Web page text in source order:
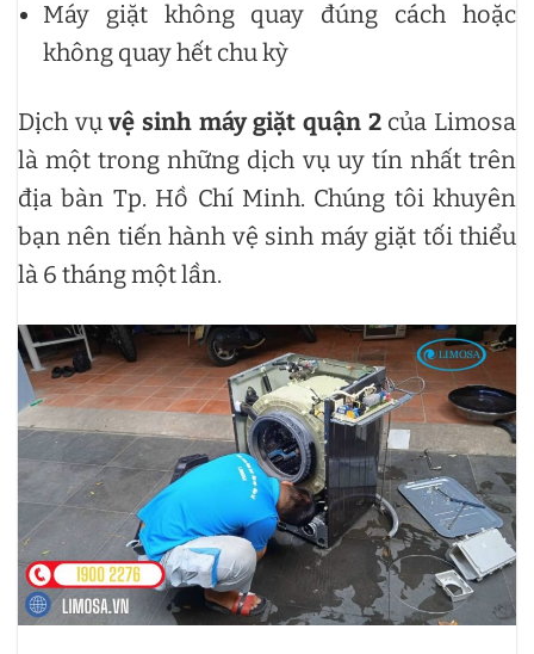
Máy giặt không quay đúng cách hoặc
không quay hết chu kỳ
Dịch vụvệ sinh máy giặt quận 2của Limosa
là một trong những dịch vụ uy tín nhất trên
địa bàn Tp. Hồ Chí Minh. Chúng tôi khuyên
bạn nên tiến hành vệ sinh máy giặt tối thiểu
là 6 tháng một lần.